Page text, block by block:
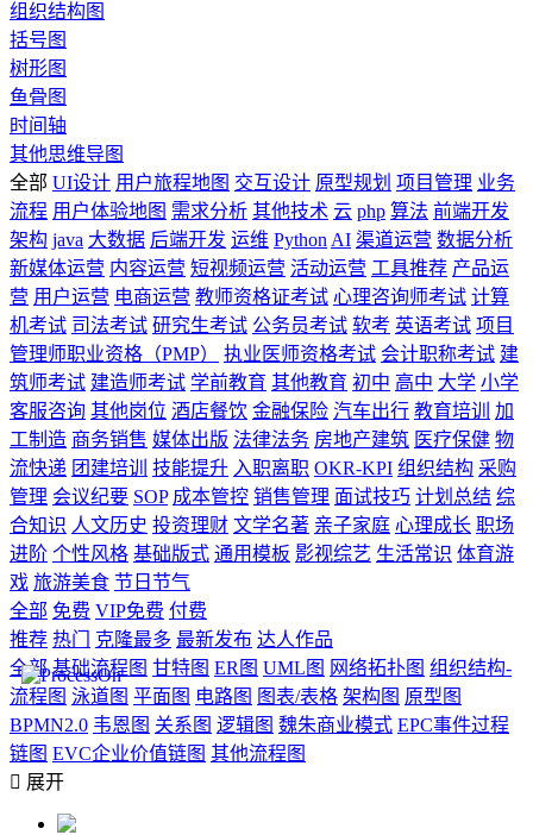
组织结构图
括号图
树形图
鱼骨图
时间轴
其他思维导图
全部 UI设计 用户旅程地图 交互设计 原型规划 项目管理 业务
流程 用户体验地图 需求分析 其他技术 云 php 算法 前端开发
架构 java 大数据 后端开发 运维 Python AI 渠道运营 数据分析
新媒体运营 内容运营 短视频运营 活动运营 工具推荐 产品运
营 用户运营 电商运营 教师资格证考试 心理咨询师考试 计算
机考试 司法考试 研究生考试 公务员考试 软考 英语考试 项目
管理师职业资格（PMP）
执业医师资格考试 会计职称考试 建
筑师考试 建造师考试 学前教育 其他教育 初中 高中 大学 小学
客服咨询 其他岗位 酒店餐饮 金融保险 汽车出行 教育培训
加
工制造 商务销售 媒体出版 法律法务 房地产建筑 医疗保健 物
流快递 团建培训 技能提升 入职离职 OKR-KPI 组织结构 采购
管理 会议纪要 SOP 成本管控 销售管理 面试技巧 计划总结 综
合知识 人文历史 投资理财 文学名著 亲子家庭 心理成长 职场
进阶 个性风格 基础版式 通用模板 影视综艺 生活常识 体育游
戏 旅游美食 节日节气
全部 免费 VIP免费 付费
推荐 热门 克隆最多 最新发布 达人作品
全部 基础流程图 甘特图 ER图 UML图 网络拓扑图 组织结构-
流程图 泳道图 平面图 电路图 图表/表格 架构图 原型图
BPMN2.0 韦恩图 关系图 逻辑图 魏朱商业模式 EPC事件过程
链图 EVC企业价值链图 其他流程图
 展开